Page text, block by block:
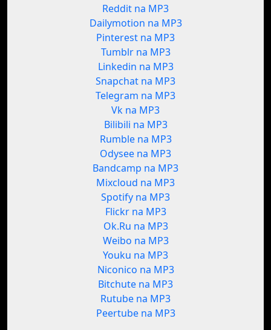
Reddit na MP3
Dailymotion na MP3
Pinterest na MP3
Tumblr na MP3
Linkedin na MP3
Snapchat na MP3
Telegram na MP3
Vk na MP3
Bilibili na MP3
Rumble na MP3
Odysee na MP3
Bandcamp na MP3
Mixcloud na MP3
Spotify na MP3
Flickr na MP3
Ok.Ru na MP3
Weibo na MP3
Youku na MP3
Niconico na MP3
Bitchute na MP3
Rutube na MP3
Peertube na MP3